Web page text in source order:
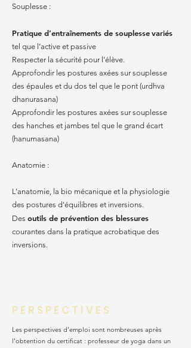
Souplesse :
Pratique d’entraînements de souplessevariés
tel que l’active et passive
Respecter la sécurité pour l’élève.
Approfondir les postures axées sur souplesse
des épaules et du dos tel que le pont (urdhva
dhanurasana)
Approfondir les postures axées sur souplesse
des hanches et jambes tel que le grand écart
(hanumasana)
Anatomie :
L’anatomie, la bio mécanique et la physiologie
des postures d'équilibres et inversions.
Des outils de prévention des blessures
courantes dans la pratique acrobatique des
inversions.
P E R S P E C T I V E S
​Les perspectives d’emploi sont nombreuses après
l’obtention du certificat : professeur de yoga dans un